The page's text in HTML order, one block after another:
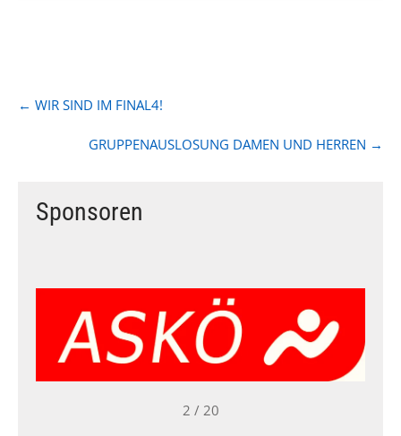
navigation
← WIR SIND IM FINAL4!
GRUPPENAUSLOSUNG DAMEN UND HERREN →
Sponsoren
2 / 20